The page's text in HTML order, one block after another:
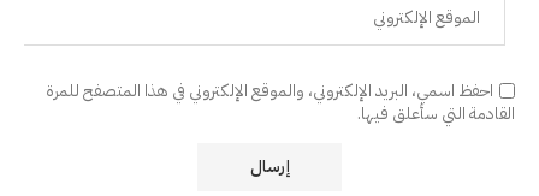
احفظ اسمي، البريد الإلكتروني، والموقع الإلكتروني في هذا المتصفح للمرة
القادمة التي سأعلق فيها.